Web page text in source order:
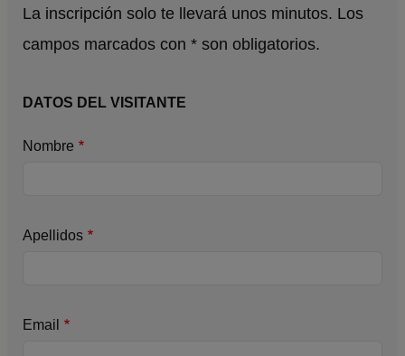
La inscripción solo te llevará unos minutos. Los
campos marcados con * son obligatorios.
DATOS DEL VISITANTE
Nombre
Apellidos
Email